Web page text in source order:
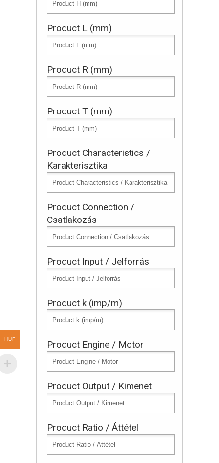
Product L (mm)
Product R (mm)
Product T (mm)
Product Characteristics /
Karakterisztika
Product Connection /
Csatlakozás
Product Input / Jelforrás
Product k (imp/m)
Product Engine / Motor
Product Output / Kimenet
Product Ratio / Áttétel
HUF